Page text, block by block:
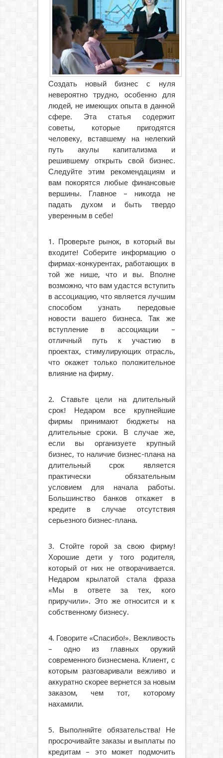
Создать новый бизнес с нуля
невероятно трудно, особенно для
людей, не имеющих опыта в данной
сфере. Эта статья содержит
советы, которые пригодятся
человеку, вставшему на нелегкий
путь акулы капитализма и
решившему открыть свой бизнес.
Следуйте этим рекомендациям и
вам покорятся любые финансовые
вершины. Главное – никогда не
падать духом и быть твердо
уверенным в себе!
1. Проверьте рынок, в который вы
входите! Соберите информацию о
фирмах-конкурентах, работающих в
той же нише, что и вы. Вполне
возможно, что вам удастся вступить
в ассоциацию, что является лучшим
способом узнать передовые
новости вашего бизнеса. Так же
вступление в ассоциации –
отличный путь к участию в
проектах, стимулирующих отрасль,
что окажет только положительное
влияние на фирму.
2. Ставьте цели на длительный
срок! Недаром все крупнейшие
фирмы принимают бюджеты на
длительные сроки. В случае же,
если вы организуете крупный
бизнес, то наличие бизнес-плана на
длительный срок является
практически обязательным
условием для начала работы.
Большинство банков откажет в
кредите в случае отсутствия
серьезного бизнес-плана.
3. Стойте горой за свою фирму!
Хорошие дети у того родителя,
который от них не отворачивается.
Недаром крылатой стала фраза
«Мы в ответе за тех, кого
приручили». Это же относится и к
собственному бизнесу.
4. Говорите «Спасибо!». Вежливость
– одно из главных оружий
современного бизнесмена. Клиент, с
которым разговаривали вежливо и
аккуратно скорее вернется за новым
заказом, чем тот, которому
нахамили.
5. Выполняйте обязательства! Не
просрочивайте заказы и выплаты по
кредитам – это может подмочить